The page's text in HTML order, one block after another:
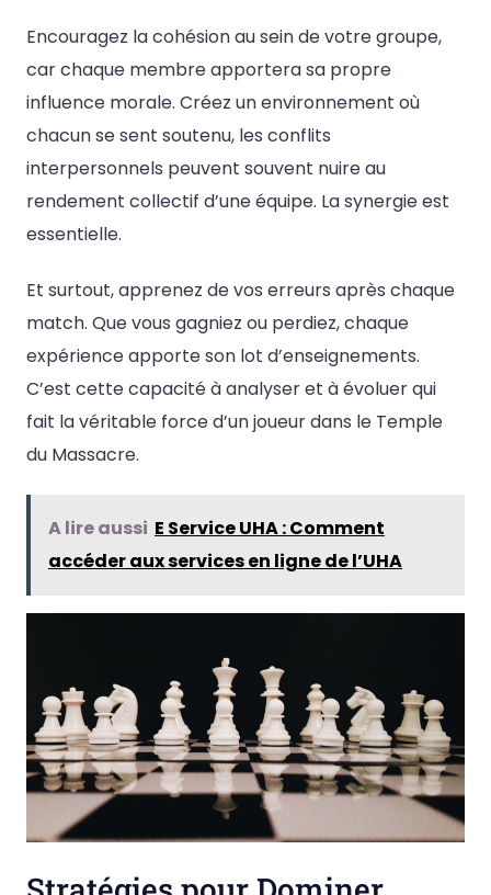
Encouragez la cohésion au sein de votre groupe,
car chaque membre apportera sa propre
influence morale. Créez un environnement où
chacun se sent soutenu, les conflits
interpersonnels peuvent souvent nuire au
rendement collectif d’une équipe. La synergie est
essentielle.
Et surtout, apprenez de vos erreurs après chaque
match. Que vous gagniez ou perdiez, chaque
expérience apporte son lot d’enseignements.
C’est cette capacité à analyser et à évoluer qui
fait la véritable force d’un joueur dans le Temple
du Massacre.
A lire aussi E Service UHA : Comment
accéder aux services en ligne de l’UHA